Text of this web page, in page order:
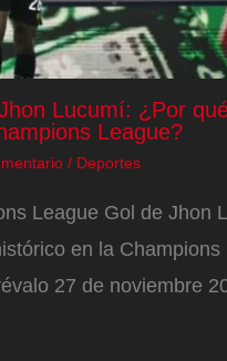
Lucumí: ¿Por
League?
/ Deportes
League Gol de Jhon
en la Champions
27 de noviembre